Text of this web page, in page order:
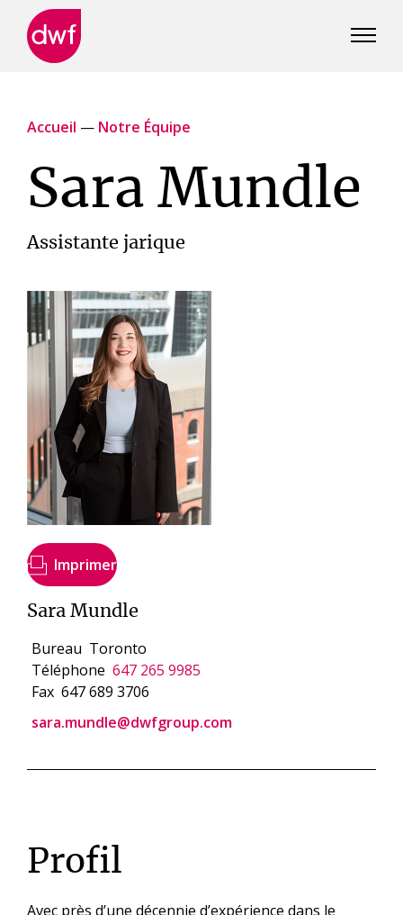
Accueil — Notre Équipe
Sara Mundle
Assistante jarique
Imprimer
Sara Mundle
Bureau Toronto
Téléphone 647 265 9985
Fax 647 689 3706
sara.mundle@dwfgroup.com
Profil
Avec près d’une décennie d’expérience dans le